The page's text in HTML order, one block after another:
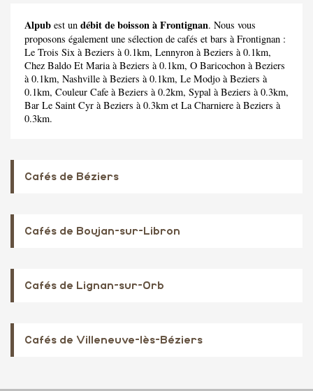
Alpub est un débit de boisson à Frontignan. Nous vous
proposons également une sélection de cafés et bars à Frontignan :
Le Trois Six à Beziers à 0.1km, Lennyron à Beziers à 0.1km,
Chez Baldo Et Mariaà Beziers à 0.1km, O Baricochon à Beziers
à 0.1km, Nashville à Beziers à 0.1km, Le Modjo à Beziers à
0.1km, Couleur Cafe à Beziers à 0.2km, Sypal à Beziers à 0.3km,
Bar Le Saint Cyr à Beziers à 0.3km et La Charniere à Beziers à
0.3km.
Cafés de Béziers
Cafés de Boujan-sur-Libron
Cafés de Lignan-sur-Orb
Cafés de Villeneuve-lès-Béziers